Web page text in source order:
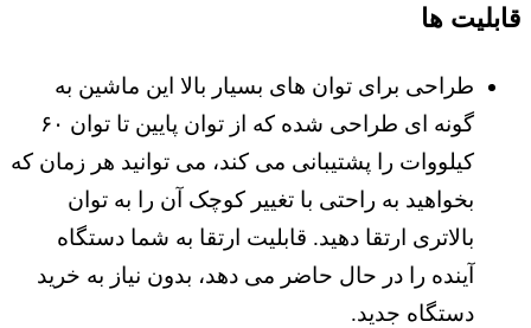
قابلیت ها
طراحی برای توان های بسیار بالا این ماشین به
گونه ای طراحی شده که از توان پایین تا توان ۶۰
کیلووات را پشتیبانی می کند، می توانید هر زمان که
بخواهید به راحتی با تغییر کوچک آن را به توان
بالاتری ارتقا دهید. قابلیت ارتقا به شما دستگاه
آینده را در حال حاضر می دهد، بدون نیاز به خرید
دستگاه جدید.